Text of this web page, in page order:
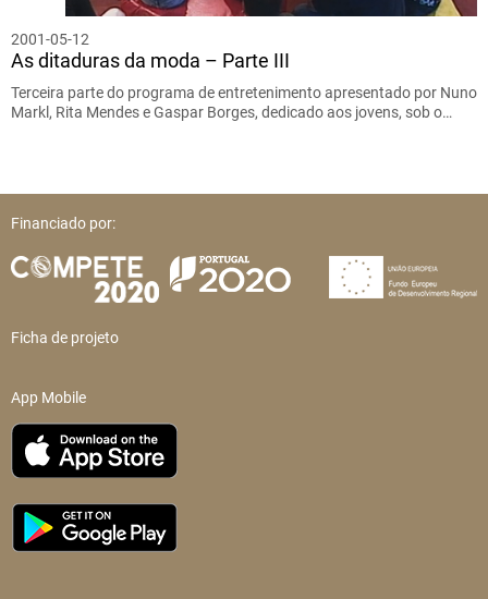
2001-05-12
As ditaduras da moda – Parte III
Terceira parte do programa de entretenimento apresentado por Nuno
Markl, Rita Mendes e Gaspar Borges, dedicado aos jovens, sob o…
Financiado por:
Ficha de projeto
App Mobile